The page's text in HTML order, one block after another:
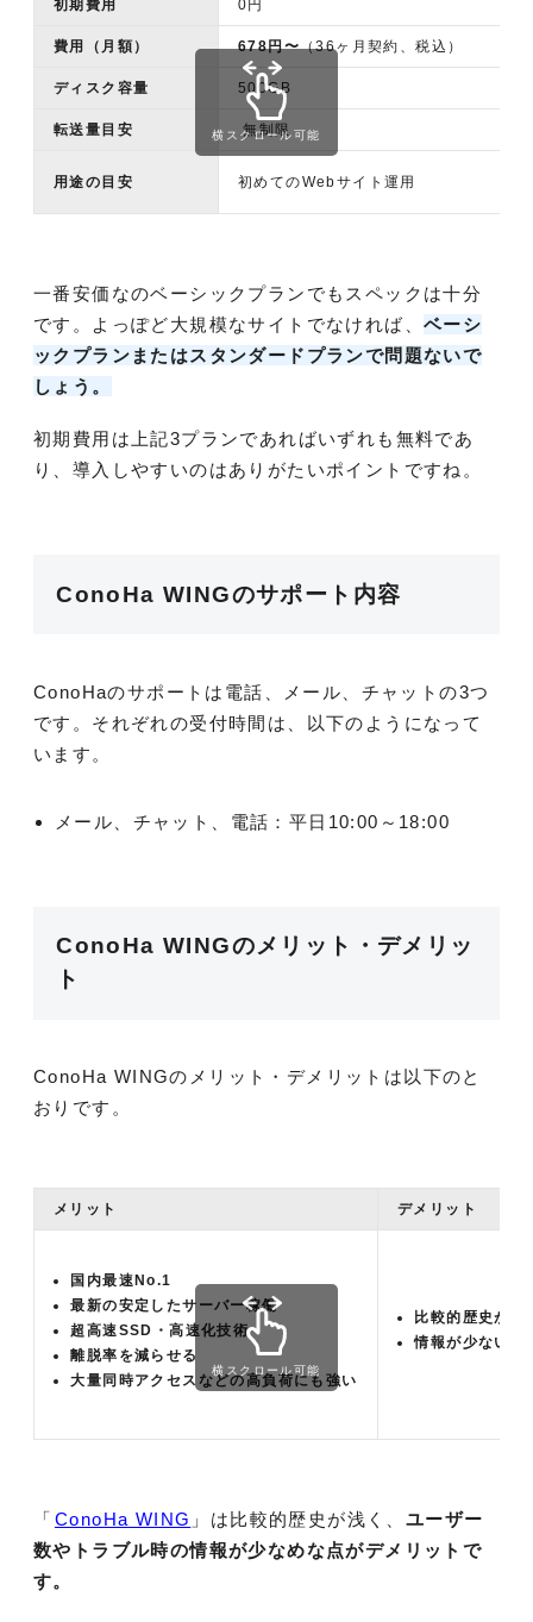
初期費用 0円
費用（月額） 678円〜（36ヶ月契約、税込）
ディスク容量 500GB
転送量目安 無制限
用途の目安 初めてのWebサイト運用
横スクロール可能
一番安価なのベーシックプランでもスペックは十分
です。よっぽど大規模なサイトでなければ、 ベーシ
ックプランまたはスタンダードプランで問題ないで
しょう。
初期費用は上記3プランであればいずれも無料であ
り、導入しやすいのはありがたいポイントですね。
ConoHa WINGのサポート内容
ConoHaのサポートは電話、メール、チャットの3つ
です。それぞれの受付時間は、以下のようになって
います。
メール、チャット、電話：平日10:00～18:00
ConoHa WINGのメリット・デメリッ
ト
ConoHa WINGのメリット・デメリットは以下のと
おりです。
メリット デメリット
国内最速No.1
最新の安定したサーバー稼働
超高速SSD・高速化技術
離脱率を減らせる
大量同時アクセスなどの高負荷にも強い
比較的歴史が浅
情報が少ない
横スクロール可能
「 ConoHa WING 」は比較的歴史が浅く、 ユーザー
数やトラブル時の情報が少なめな点がデメリットで
す。